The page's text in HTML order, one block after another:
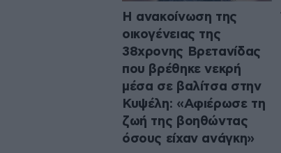
Η ανακοίνωση της
οικογένειας της
38χρονης Βρετανίδας
που βρέθηκε νεκρή
μέσα σε βαλίτσα στην
Κυψέλη: «Αφιέρωσε τη
ζωή της βοηθώντας
όσους είχαν ανάγκη»